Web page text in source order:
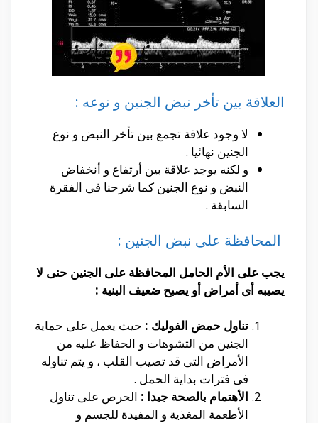
العلاقة بين تأخر نبض الجنين و نوعه :
لا وجود علاقة تجمع بين تأخر النبض و نوع
الجنين نهائيا .
و لكنه يوجد علاقة بين أرتفاع و أنخفاض
النبض و نوع الجنين كما شرحنا فى الفقرة
السابقة .
المحافظة على نبض الجنين :
يجب على الأم الحامل المحافظة على الجنين حنى لا
يصيبه أى أمراض أو يصبح ضعيف البنية :
تناول حمض الفوليك : حيث يعمل على حماية
الجنين من التشوهات و الحفاظ عليه من
الأمراض التى قد تصيب القلب ، و يتم تناوله
فى فترات بداية الحمل .
الأهتمام بالصحة جيدا : الحرص على تناول
الأطعمة المغذية و المفيدة للجسم و